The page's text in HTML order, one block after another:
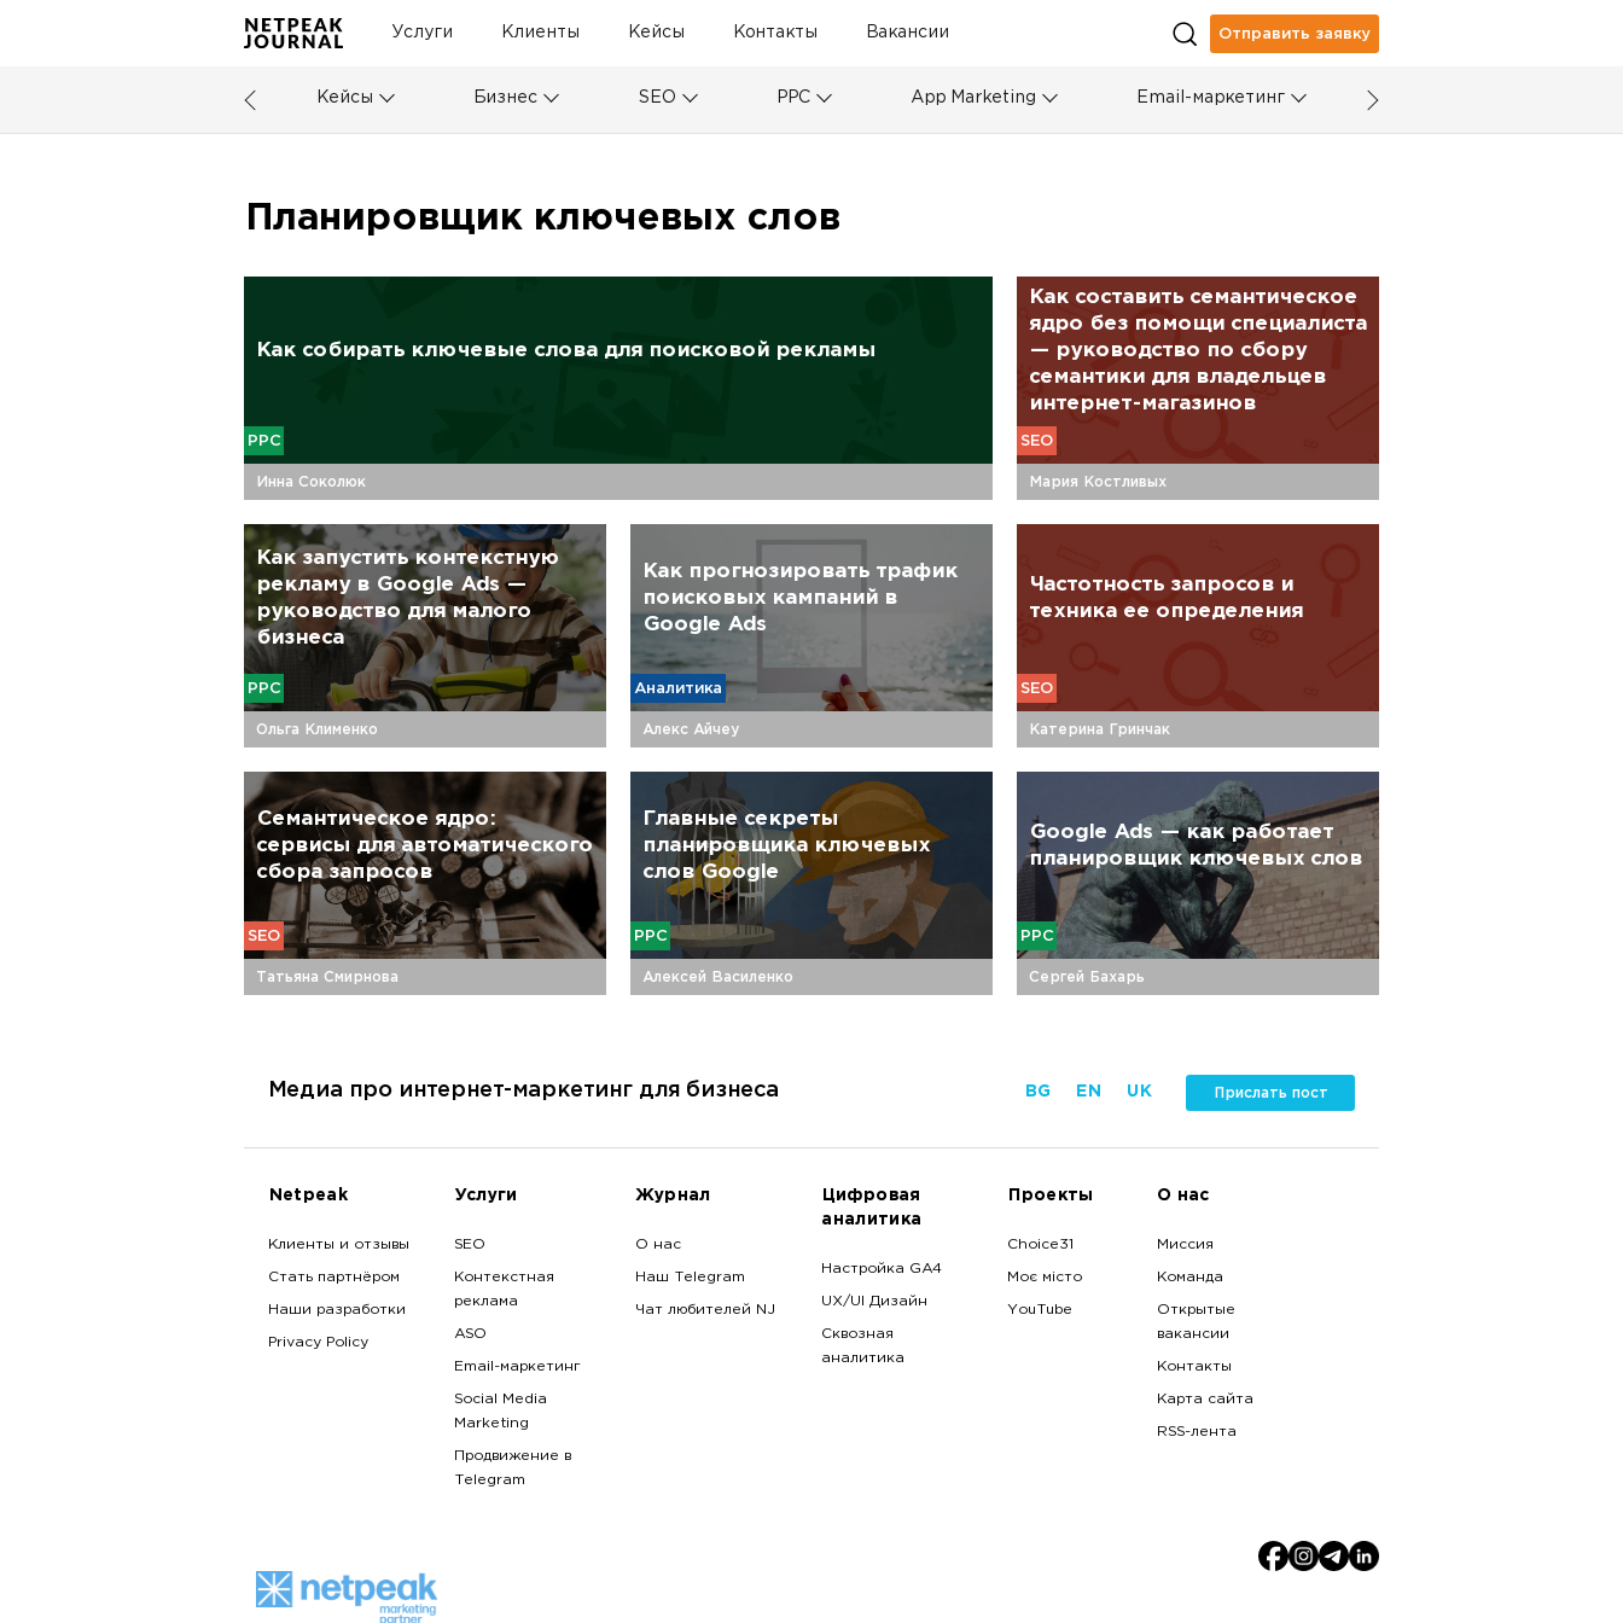
Услуги Клиенты Кейсы Контакты Вакансии Отправить заявку
Кейсы Бизнес SEO PPC App Marketing Email-маркетинг
Планировщик ключевых слов
Как собирать ключевые слова для поисковой рекламы
PPC
Инна Соколюк
Как составить семантическое
ядро без помощи специалиста
— руководство по сбору
семантики для владельцев
интернет-магазинов
SEO
Мария Костливых
Как запустить контекстную
рекламу в Google Ads —
руководство для малого
бизнеса
PPC
Ольга Клименко
Как прогнозировать трафик
поисковых кампаний в
Google Ads
Аналитика
Алекс Айчеу
Частотность‌ ‌запросов‌ ‌и‌
‌техника‌ ‌ее‌ ‌определения‌
SEO
Катерина Гринчак
Семантическое ядро:
сервисы для автоматического
сбора запросов
SEO
Татьяна Смирнова
Главные секреты
планировщика ключевых
слов Google
PPC
Алексей Василенко
Google Ads — как работает
планировщик ключевых слов
PPC
Сергей Бахарь
Медиа про интернет-маркетинг для бизнеса BG EN UK Прислать пост
Netpeak
Клиенты и отзывы
Стать партнёром
Наши разработки
Privacy Policy
Услуги
SEO
Контекстная
реклама
ASO
Email-маркетинг
Social Media
Marketing
Продвижение в
Telegram
Журнал
О нас
Наш Telegram
Чат любителей NJ
Цифровая
аналитика
Настройка GA4
UX/UI Дизайн
Сквозная
аналитика
Проекты
Choice31
Моє місто
YouTube
О нас
Миссия
Команда
Открытые
вакансии
Контакты
Карта сайта
RSS-лента